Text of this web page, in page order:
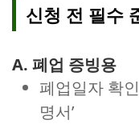
신청 전 필수
A. 폐업 증빙용
폐업일자 확
명서’